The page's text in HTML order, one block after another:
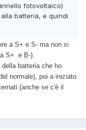
fotovoltaico)
batteria, e quindi
a S+ e S- ma non si
S+ e B-).
batteria che ho
normale), poi a iniziato
(anche se c'è il